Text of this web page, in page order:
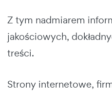
Z tym nadmiarem
jakościowych,
treści.
Strony internetowe,